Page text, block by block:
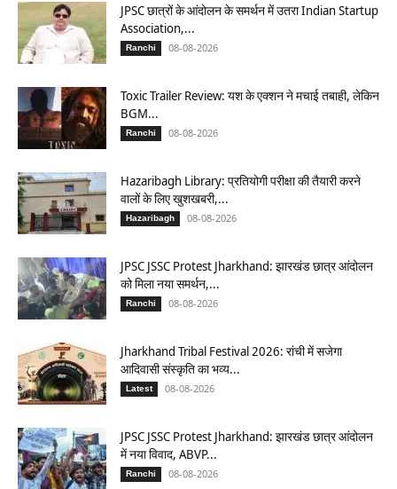
JPSC छात्रों के आंदोलन के समर्थन में उतरा Indian Startup
Association,...
Ranchi 08-08-2026
Toxic Trailer Review: यश के एक्शन ने मचाई तबाही, लेकिन
BGM...
Ranchi 08-08-2026
Hazaribagh Library: प्रतियोगी परीक्षा की तैयारी करने
वालों के लिए खुशखबरी,...
Hazaribagh 08-08-2026
JPSC JSSC Protest Jharkhand: झारखंड छात्र आंदोलन
को मिला नया समर्थन,...
Ranchi 08-08-2026
Jharkhand Tribal Festival 2026: रांची में सजेगा
आदिवासी संस्कृति का भव्य...
Latest 08-08-2026
JPSC JSSC Protest Jharkhand: झारखंड छात्र आंदोलन
में नया विवाद, ABVP...
Ranchi 08-08-2026